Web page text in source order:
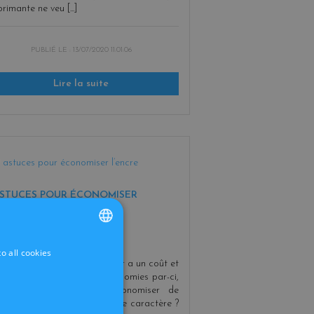
ne veu [...]
PUBLIÉ LE : 13/07/2020 11:01:06
Lire la suite
POUR ÉCONOMISER
ne va pas se mentir, imprimer a un coût et
essaie tous de faire des économies par-ci,
là. Est-ce qu’on peut économiser de
en changeant de police de caractère ?
all cookies